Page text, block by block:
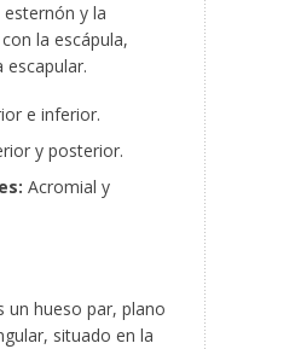
y la
la escápula,
e inferior.
y posterior.
Acromial y
un hueso par, plano
situado en la